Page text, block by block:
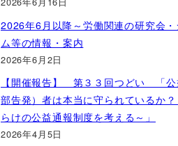
2026年6月以降～労働関連の研究会・
ム等の情報・案内
2026年6月2日
【開催報告】 第３３回つどい 「公
部告発）者は本当に守られているか
らけの公益通報制度を考える～」
2026年4月5日